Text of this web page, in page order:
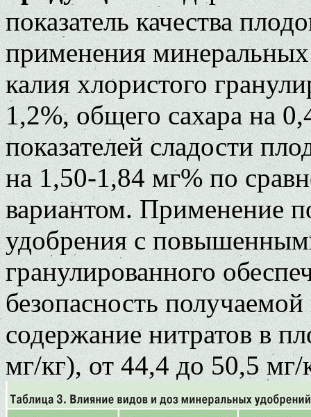
показатель качества
применения
калия хлористого
1,2%, общего сахара на
показателей сладости
на 1,50-1,84 мг% по
вариантом. Применение
удобрения с
гранулированного
безопасность
содержание нитратов в
мг/кг), от 44,4 до 50,5 мг/